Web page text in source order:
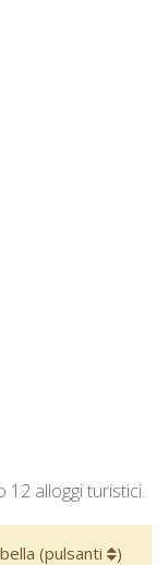
12 alloggi turistici.
(pulsanti
)